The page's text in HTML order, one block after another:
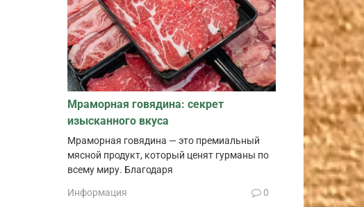
Мраморная говядина: секрет
изысканного вкуса
Мраморная говядина — это премиальный
мясной продукт, который ценят гурманы по
всему миру. Благодаря
Информация 0